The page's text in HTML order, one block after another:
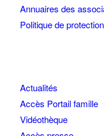
Annuaires des
Politique de
Actualités
Accès Portail famille
Vidéothèque